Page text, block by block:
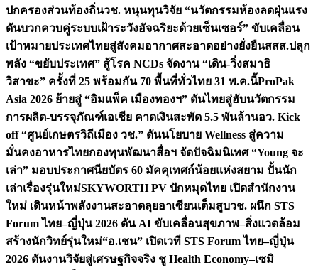
ปกครองส่วนท้องถิ่นวช. หนุนทุนวิจัย “นวัตกรรมห้องลดฝุ่นแรง
ดันบวกควบคู่ระบบเฝ้าระวังอัจฉริยะด้วยเซ็นเซอร์” ขับเคลื่อน
เป้าหมายประเทศไทยสู่สังคมอากาศสะอาดอย่างยั่งยืนสสส.ปลุก
พลัง “ขยับประเทศ” สู้โรค NCDs จัดงาน “เดิน-วิ่งสมาธิ
วิสาขะ” ครั้งที่ 25 พร้อมกัน 70 พื้นที่ทั่วไทย 31 พ.ค.นี้ProPak
Asia 2026 ย้ายสู่ “อิมแพ็ค เมืองทองฯ” ดันไทยสู่ฮับนวัตกรรม
การผลิต-บรรจุภัณฑ์เอเชีย คาดเงินสะพัด 5.5 พันล้านอว. Kick
off “ศูนย์เกษตรวิถีเมือง วช.” ดันนโยบาย Wellness สู่ความ
มั่นคงอาหารไทยกองทุนพัฒนาสื่อฯ จัดปัจฉิมนิเทศ “Young จะ
เล่า” มอบประกาศนียบัตร 60 มัคคุเทศก์น้อยแห่งสยาม ปั้นนัก
เล่าเรื่องรุ่นใหม่SKYWORTH PV ปักหมุดไทย เปิดสำนักงาน
ใหม่ เดินหน้าพลังงานสะอาดลุยอาเซียนเต็มสูบวช. ผนึก STS
Forum ไทย–ญี่ปุ่น 2026 ดัน AI ขับเคลื่อนสุขภาพ–สิ่งแวดล้อม
สร้างนักวิทย์รุ่นใหม่“อ.เชน” เปิดเวที STS Forum ไทย–ญี่ปุ่น
2026 ดันงานวิจัยสู่เศรษฐกิจจริง ชู Health Economy–เซมิ